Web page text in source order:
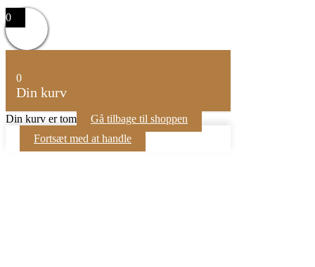
0
0
Din kurv
Din kurv er tom
Gå tilbage til shoppen
Fortsæt med at handle